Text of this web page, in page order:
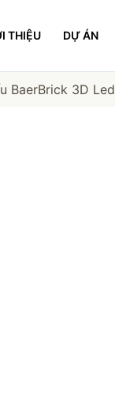
THIỆU DỰ ÁN
BaerBrick 3D Led